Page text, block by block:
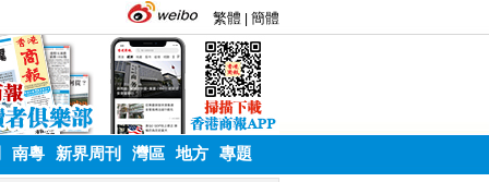
南粵 新界周刊 灣區 地方 專題